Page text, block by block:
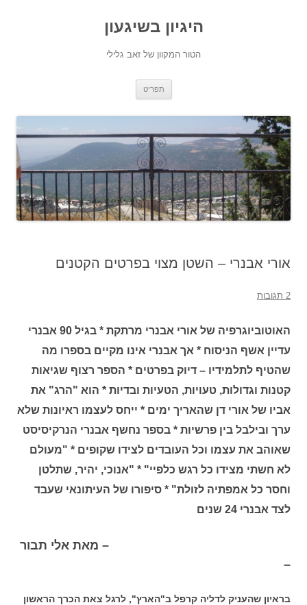
היגיון בשיגעון
הטור המקוון של זאב גלילי
תפריט
אורי אבנרי – השטן מצוי בפרטים הקטנים
2 תגובות
האוטוביוגרפיה של אורי אבנרי מרתקת * בגיל 90 אבנרי
עדיין אשף הניסוח * אך אבנרי אינו מקיים בספרו מה
שהטיף לתלמידיו – דיוק בפרטים * הספר רצוף שגיאות
קטנות וגדולות, טעויות, הטעיות ובדיות * הוא "הרג" את
אביו של אורי דן שהאריך ימים * ייחס לעצמו ראיונות שלא
ערך ובילבל בין פרשיות * בספר נחשף אבנרי הנרקיסיסט
שאוהב את עצמו וכל העובדים לצידו שקופים * "מעולם
לא חשתי מצידו כל רגש כלפיי" * "אנוכי, יהיר, שתלטן
וחסר כל אמפתיה לזולת" * סיפורו של העיתונאי שעבד
לצד אבנרי 24 שנים
– מאת אלי תבור
–
בראיון שהעניק לדליה קרפל ב"הארץ", לרגל צאת הכרך הראשון